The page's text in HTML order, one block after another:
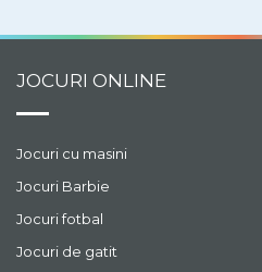
JOCURI ONLINE
Jocuri cu masini
Jocuri Barbie
Jocuri fotbal
Jocuri de gatit